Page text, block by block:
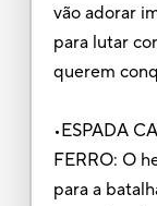
vão adorar
para lutar
querem
•ESPADA
FERRO: O
para a